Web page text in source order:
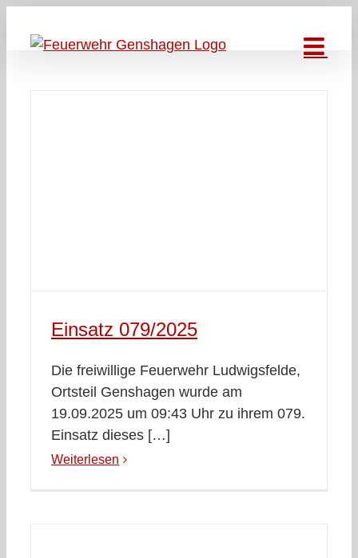
Inhalt
Einsatz 079/2025
Die freiwillige Feuerwehr Ludwigsfelde,
Ortsteil Genshagen wurde am
19.09.2025 um 09:43 Uhr zu ihrem 079.
Einsatz dieses […]
Weiterlesen